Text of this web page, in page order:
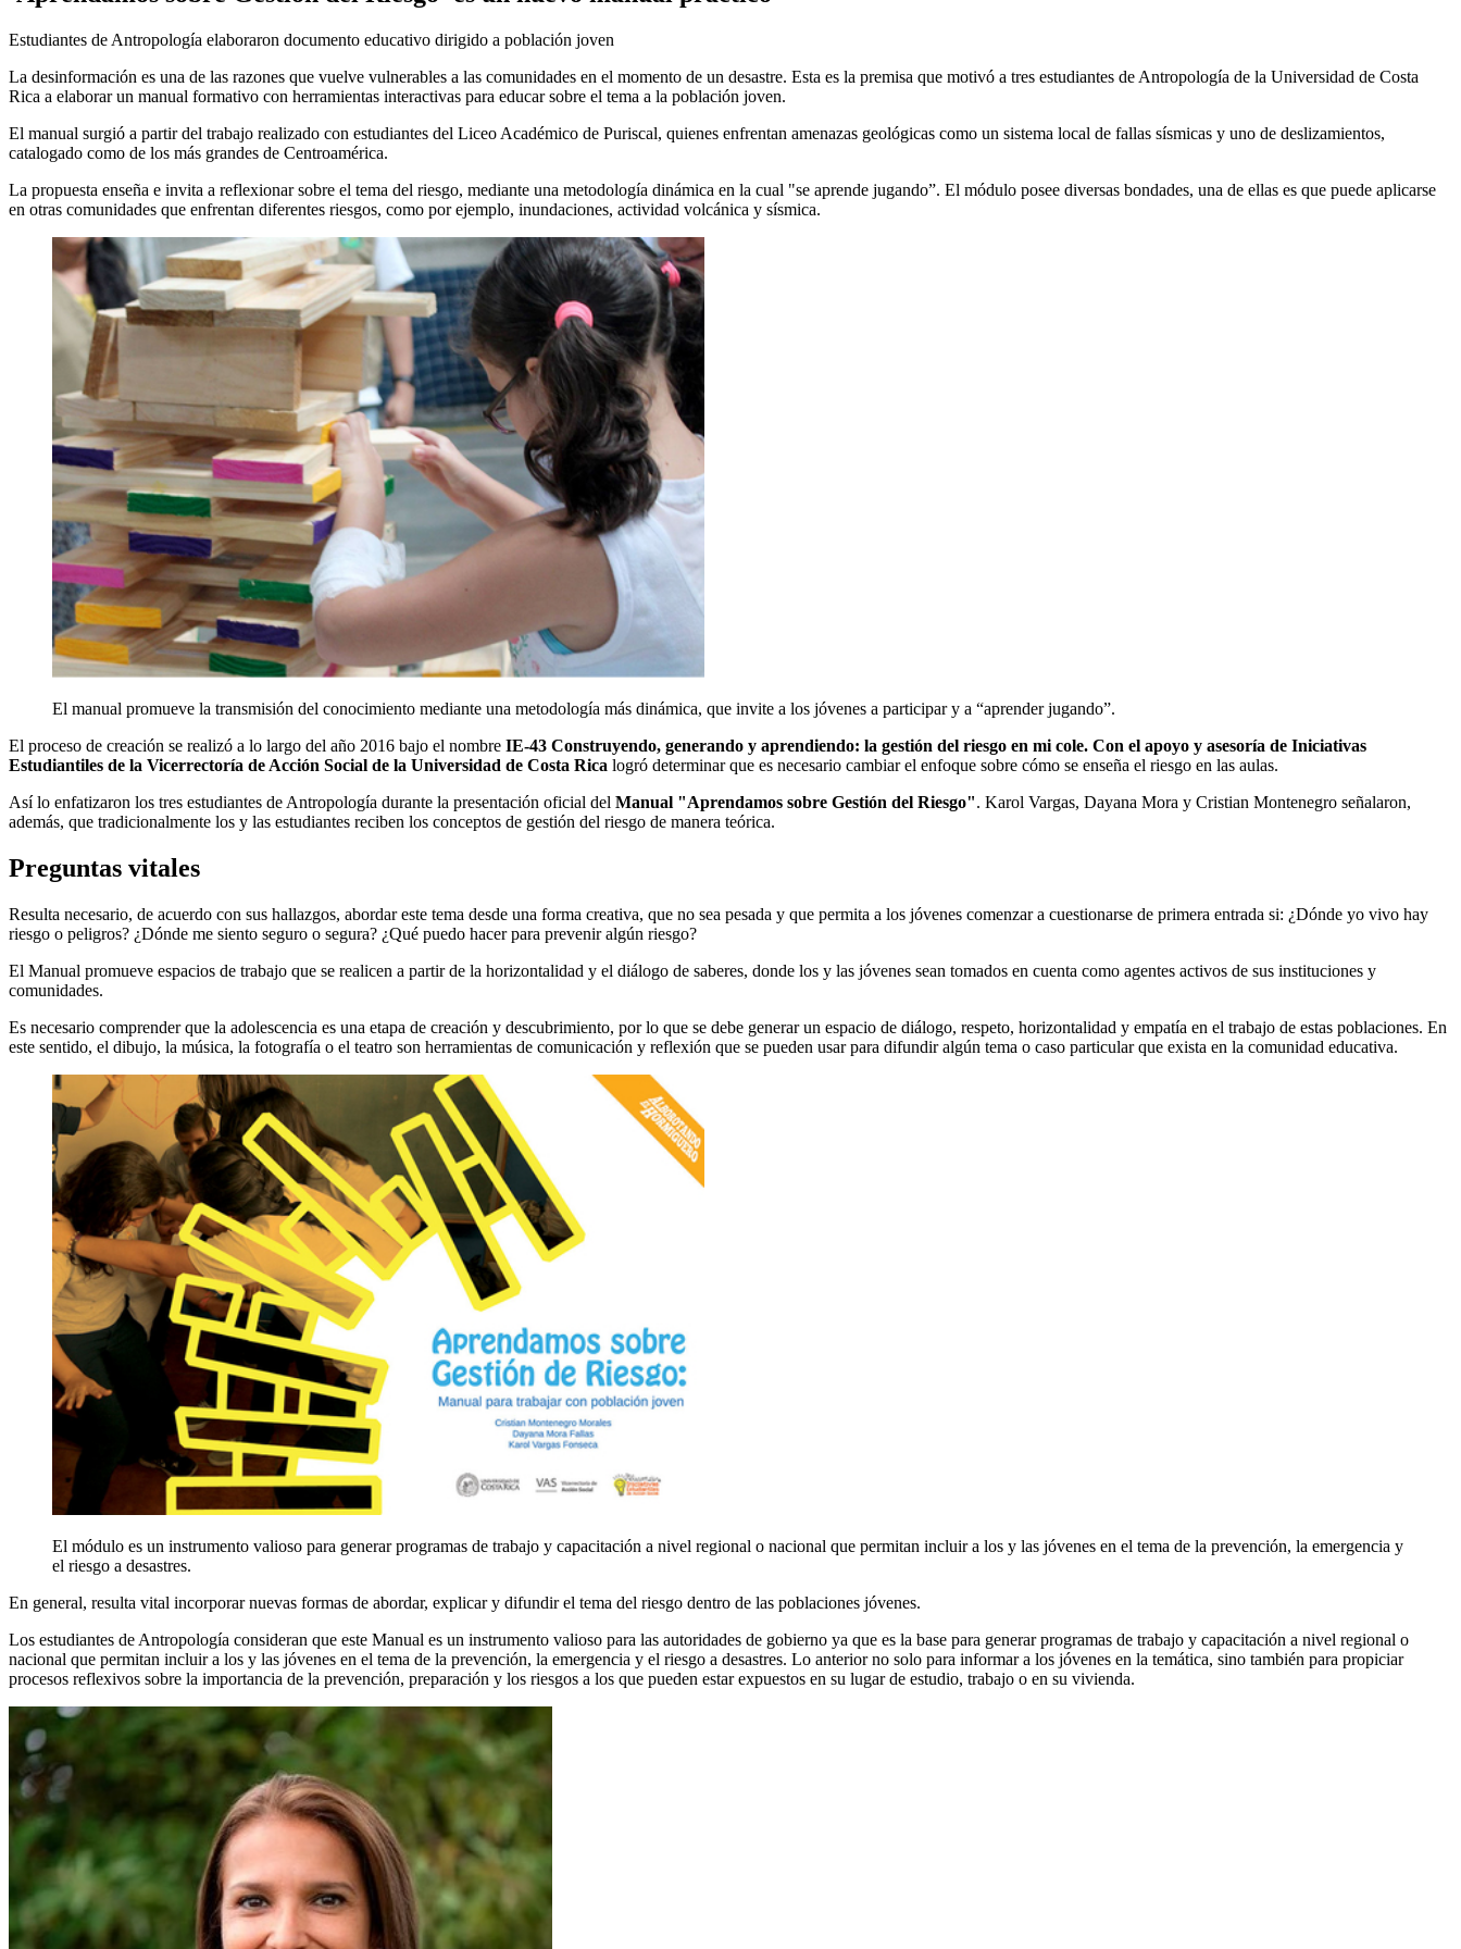
Estudiantes de Antropología elaboraron documento educativo dirigido a población joven
La desinformación es una de las razones que vuelve vulnerables a las comunidades en el momento de un desastre. Esta es la premisa que motivó a tres estudiantes de Antropología de la Universidad de Costa
Rica a elaborar un manual formativo con herramientas interactivas para educar sobre el tema a la población joven.
El manual surgió a partir del trabajo realizado con estudiantes del Liceo Académico de Puriscal, quienes enfrentan amenazas geológicas como un sistema local de fallas sísmicas y uno de deslizamientos,
catalogado como de los más grandes de Centroamérica.
La propuesta enseña e invita a reflexionar sobre el tema del riesgo, mediante una metodología dinámica en la cual "se aprende jugando”. El módulo posee diversas bondades, una de ellas es que puede aplicarse
en otras comunidades que enfrentan diferentes riesgos, como por ejemplo, inundaciones, actividad volcánica y sísmica.
El manual promueve la transmisión del conocimiento mediante una metodología más dinámica, que invite a los jóvenes a participar y a “aprender jugando”.
El proceso de creación se realizó a lo largo del año 2016 bajo el nombre IE-43 Construyendo, generando y aprendiendo: la gestión del riesgo en mi cole. Con el apoyo y asesoría de Iniciativas
Estudiantiles de la Vicerrectoría de Acción Social de la Universidad de Costa Rica logró determinar que es necesario cambiar el enfoque sobre cómo se enseña el riesgo en las aulas.
Así lo enfatizaron los tres estudiantes de Antropología durante la presentación oficial del Manual "Aprendamos sobre Gestión del Riesgo". Karol Vargas, Dayana Mora y Cristian Montenegro señalaron,
además, que tradicionalmente los y las estudiantes reciben los conceptos de gestión del riesgo de manera teórica.
Preguntas vitales
Resulta necesario, de acuerdo con sus hallazgos, abordar este tema desde una forma creativa, que no sea pesada y que permita a los jóvenes comenzar a cuestionarse de primera entrada si: ¿Dónde yo vivo hay
riesgo o peligros? ¿Dónde me siento seguro o segura? ¿Qué puedo hacer para prevenir algún riesgo?
El Manual promueve espacios de trabajo que se realicen a partir de la horizontalidad y el diálogo de saberes, donde los y las jóvenes sean tomados en cuenta como agentes activos de sus instituciones y
comunidades.
Es necesario comprender que la adolescencia es una etapa de creación y descubrimiento, por lo que se debe generar un espacio de diálogo, respeto, horizontalidad y empatía en el trabajo de estas poblaciones. En
este sentido, el dibujo, la música, la fotografía o el teatro son herramientas de comunicación y reflexión que se pueden usar para difundir algún tema o caso particular que exista en la comunidad educativa.
El módulo es un instrumento valioso para generar programas de trabajo y capacitación a nivel regional o nacional que permitan incluir a los y las jóvenes en el tema de la prevención, la emergencia y
el riesgo a desastres.
En general, resulta vital incorporar nuevas formas de abordar, explicar y difundir el tema del riesgo dentro de las poblaciones jóvenes.
Los estudiantes de Antropología consideran que este Manual es un instrumento valioso para las autoridades de gobierno ya que es la base para generar programas de trabajo y capacitación a nivel regional o
nacional que permitan incluir a los y las jóvenes en el tema de la prevención, la emergencia y el riesgo a desastres. Lo anterior no solo para informar a los jóvenes en la temática, sino también para propiciar
procesos reflexivos sobre la importancia de la prevención, preparación y los riesgos a los que pueden estar expuestos en su lugar de estudio, trabajo o en su vivienda.